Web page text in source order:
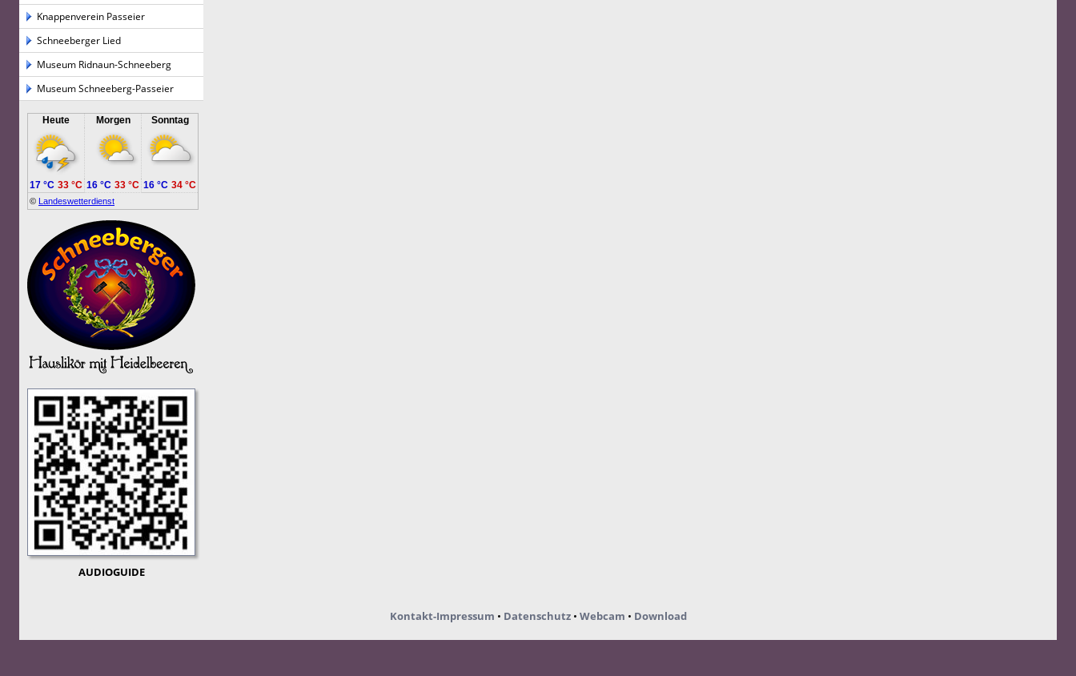
Knappenverein Passeier
Schneeberger Lied
Museum Ridnaun-Schneeberg
Museum Schneeberg-Passeier
Heute Morgen Sonntag
© Landeswetterdienst
17 °C 33 °C 16 °C 33 °C 16 °C 34 °C
AUDIOGUIDE
Kontakt-Impressum • Datenschutz• Webcam • Download